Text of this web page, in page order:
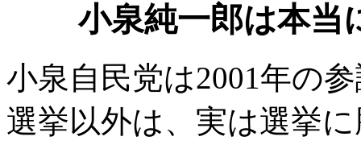
小泉純一郎は本当
小泉自民党は2001年の
選挙以外は、実は選挙